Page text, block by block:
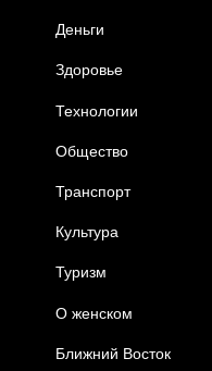
Деньги
Здоровье
Технологии
Общество
Транспорт
Культура
Туризм
О женском
Ближний Восток